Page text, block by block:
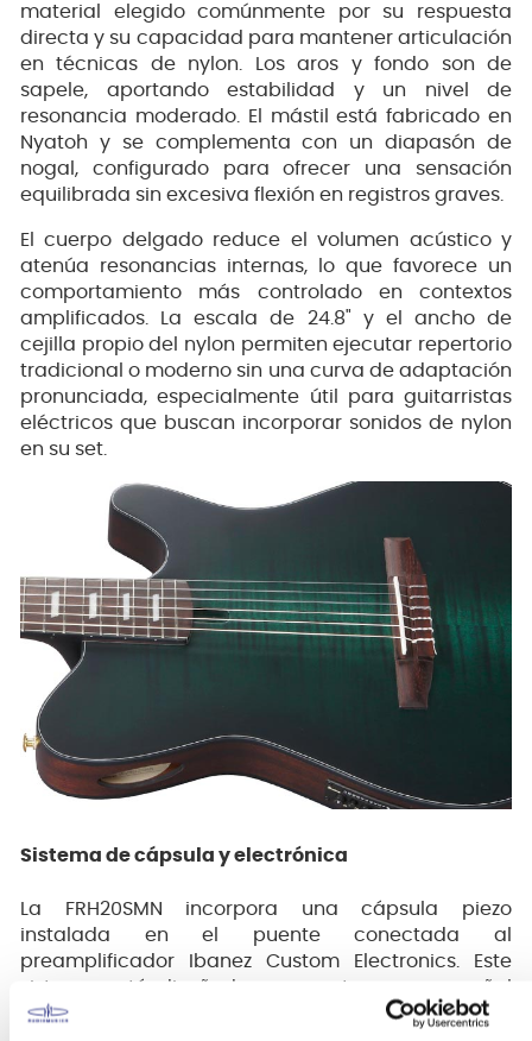
material elegido comúnmente por su respuesta
directa y su capacidad para mantener articulación
en técnicas de nylon. Los aros y fondo son de
sapele, aportando estabilidad y un nivel de
resonancia moderado. El mástil está fabricado en
Nyatoh y se complementa con un diapasón de
nogal, configurado para ofrecer una sensación
equilibrada sin excesiva flexión en registros graves.
El cuerpo delgado reduce el volumen acústico y
atenúa resonancias internas, lo que favorece un
comportamiento más controlado en contextos
amplificados. La escala de 24.8" y el ancho de
cejilla propio del nylon permiten ejecutar repertorio
tradicional o moderno sin una curva de adaptación
pronunciada, especialmente útil para guitarristas
eléctricos que buscan incorporar sonidos de nylon
en su set.
Sistema de cápsula y electrónica
La FRH20SMN incorpora una cápsula piezo
instalada en el puente conectada al
preamplificador Ibanez Custom Electronics. Este
sistema está diseñado para entregar una señal
estable que prioriza claridad y control de dinámica